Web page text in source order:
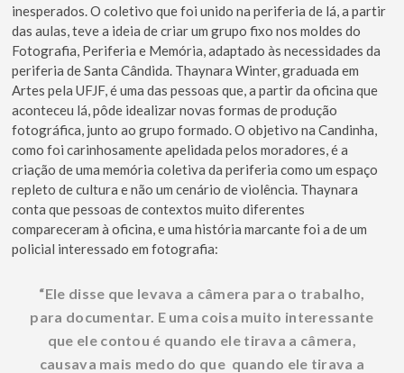
inesperados. O coletivo que foi unido na periferia de lá, a partir
das aulas, teve a ideia de criar um grupo fixo nos moldes do
Fotografia, Periferia e Memória, adaptado às necessidades da
periferia de Santa Cândida. Thaynara Winter, graduada em
Artes pela UFJF, é uma das pessoas que, a partir da oficina que
aconteceu lá, pôde idealizar novas formas de produção
fotográfica, junto ao grupo formado. O objetivo na Candinha,
como foi carinhosamente apelidada pelos moradores, é a
criação de uma memória coletiva da periferia como um espaço
repleto de cultura e não um cenário de violência. Thaynara
conta que pessoas de contextos muito diferentes
compareceram à oficina, e uma história marcante foi a de um
policial interessado em fotografia:
“Ele disse que levava a câmera para o trabalho,
para documentar. E uma coisa muito interessante
que ele contou é quando ele tirava a câmera,
causava mais medo do que quando ele tirava a